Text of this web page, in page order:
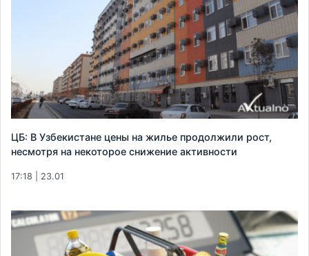
ЦБ: В Узбекистане цены на жилье продолжили рост,
несмотря на некоторое снижение активности
17:18 | 23.01